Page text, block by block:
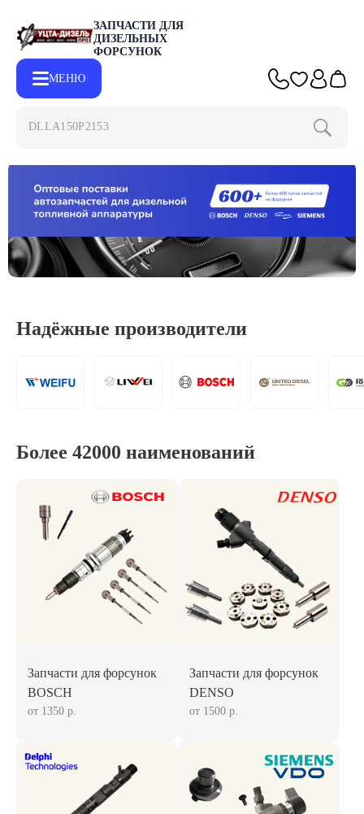
ЗАПЧАСТИ ДЛЯ
ДИЗЕЛЬНЫХ
ФОРСУНОК
МЕНЮ
DLL
Надёжные производители
Более 42000 наименований
Запчасти для форсунок
BOSCH
от 1350 р.
Запчасти для форсунок
DENSO
от 1500 р.